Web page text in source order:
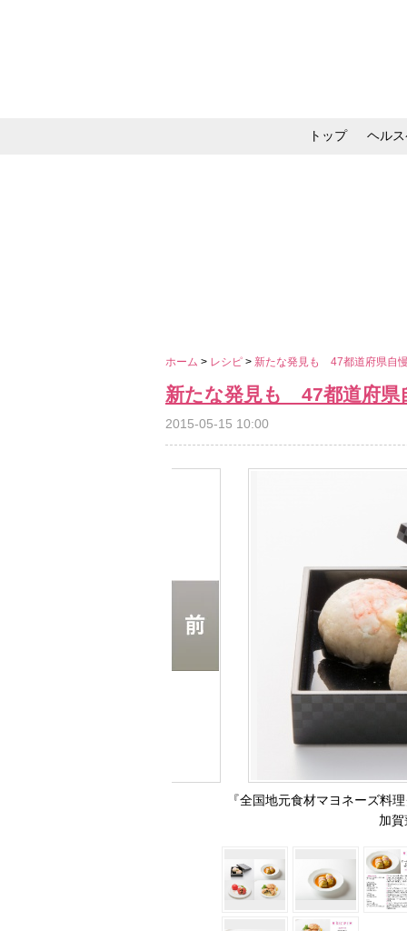
トップ ヘル
ホーム > レシピ > 新たな発見も 47都道府県自
新たな発見も 47都道府県
2015-05-15 10:00
『全国地元食材マヨネーズ料
加